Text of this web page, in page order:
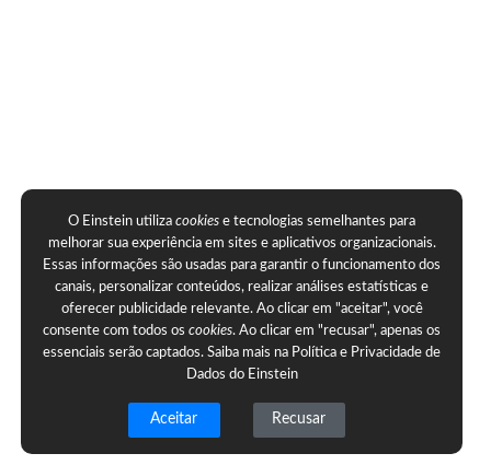
O Einstein utilizacookies e tecnologias semelhantes para
melhorar sua experiência em sites e aplicativos organizacionais.
Essas informações são usadas para garantir o funcionamento dos
canais, personalizar conteúdos, realizar análises estatísticas e
oferecer publicidade relevante. Ao clicar em "aceitar", você
consente com todos oscookies. Ao clicar em "recusar", apenas os
essenciais serão captados. Saiba mais na Política e Privacidade de
Dados do Einstein
Aceitar Recusar